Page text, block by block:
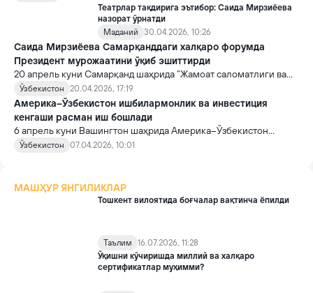
Театрлар тақдирига эътибор: Саида Мирзиёева
назорат ўрнатди
Маданий
30.04.2026, 10:26
Саида Мирзиёева Самарқанддаги халқаро форумда
Президент мурожаатини ўқиб эшиттирди
20 апрель куни Самарқанд шаҳрида “Жамоат саломатлиги ва
хавфсизлигини таъминлаш мақсадида трансмиллий
наркотаҳдидларга қарши курашиш” мавзусида халқаро форум
ўз ишини бошлади.
Ўзбекистон 20.04.2026, 17:19
Америка–Ўзбекистон ишбилармонлик ва инвестиция
кенгаши расман иш бошлади
6 апрель куни Вашингтон шаҳрида Америка–Ўзбекистон
ишбилармонлик ва инвестиция кенгаши расман ўз фаолиятини
Ўзбекистон 07.04.2026, 10:01
МАШҲУР ЯНГИЛИКЛАР
Тошкент вилоятида боғчалар вақтинча ёпилди
Таълим
16.07.2026, 11:28
Ўқишни кўчиришда миллий ва халқаро
сертификатлар муҳимми?